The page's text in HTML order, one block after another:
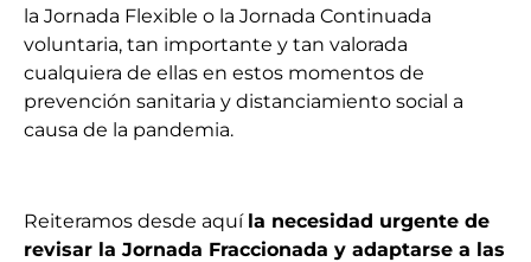
la Jornada Flexible o la Jornada Continuada
voluntaria, tan importante y tan valorada
cualquiera de ellas en estos momentos de
prevención sanitaria y distanciamiento social a
causa de la pandemia.
Reiteramos desde aquí la necesidad urgente de
revisar la Jornada Fraccionada y adaptarse a las